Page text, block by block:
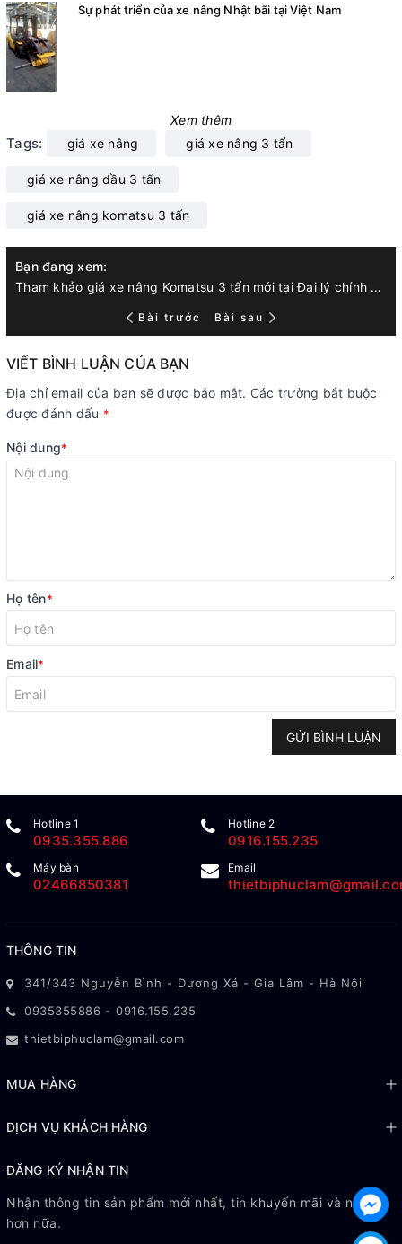
Sự phát triển của xe nâng Nhật bãi tại Việt Nam
Xem thêm
Tags: giá xe nâng giá xe nâng 3 tấn
giá xe nâng dầu 3 tấn
giá xe nâng komatsu 3 tấn
Bạn đang xem:
Tham khảo giá xe nâng Komatsu 3 tấn mới tại Đại lý chính hãng.
Bài trước Bài sau
VIẾT BÌNH LUẬN CỦA BẠN
Địa chỉ email của bạn sẽ được bảo mật. Các trường bắt buộc
được đánh dấu *
Nội dung*
Họ tên*
Email*
GỬI BÌNH LUẬN
Hotline 1
0935.355.886
Hotline 2
0916.155.235
Máy bàn
02466850381
Email
THÔNG TIN
341/343 Nguyễn Bình - Dương Xá - Gia Lâm - Hà Nội
0935355886 - 0916.155.235
thietbiphuclam@gmail.com
MUA HÀNG
DỊCH VỤ KHÁCH HÀNG
ĐĂNG KÝ NHẬN TIN
Nhận thông tin sản phẩm mới nhất, tin khuyến mãi và nhiều
hơn nữa.